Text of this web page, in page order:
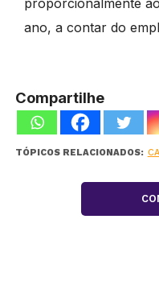
ano, a contar do
Compartilhe
TÓPICOS RELACIONADOS: